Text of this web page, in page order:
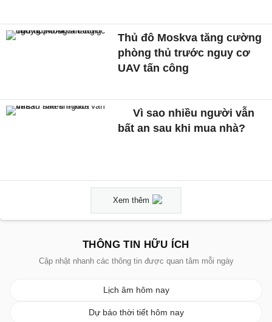
Thủ đô Moskva tăng cường
phòng thủ trước nguy cơ
UAV tấn công
Vì sao nhiều người vẫn
bất an sau khi mua nhà?
Xem thêm
THÔNG TIN HỮU ÍCH
Cập nhật nhanh các thông tin được quan tâm mỗi ngày
Lịch âm hôm nay
Dự báo thời tiết hôm nay